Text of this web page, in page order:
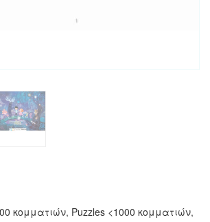
κομματιών, Puzzles <1000 κομματιών,